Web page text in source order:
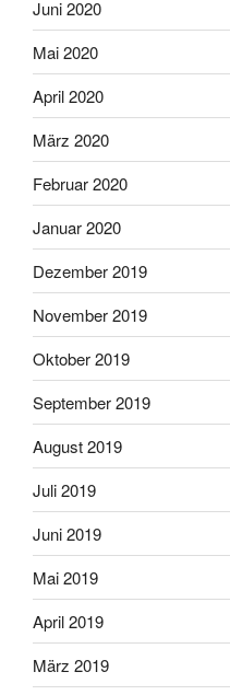
Juni 2020
Mai 2020
April 2020
März 2020
Februar 2020
Januar 2020
Dezember 2019
November 2019
Oktober 2019
September 2019
August 2019
Juli 2019
Juni 2019
Mai 2019
April 2019
März 2019